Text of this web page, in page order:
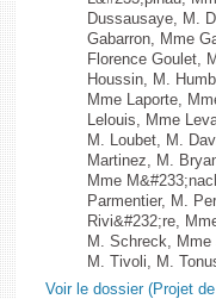
Dussausaye, M.
Gabarron, Mme
Florence Goulet,
Houssin, M.
Mme Laporte,
Lelouis, Mme
M. Loubet, M.
Martinez, M.
Mme
Parmentier, M.
Rivi&#232;re,
M. Schreck, Mme
M. Tivoli, M.
Voir le dossier (Projet